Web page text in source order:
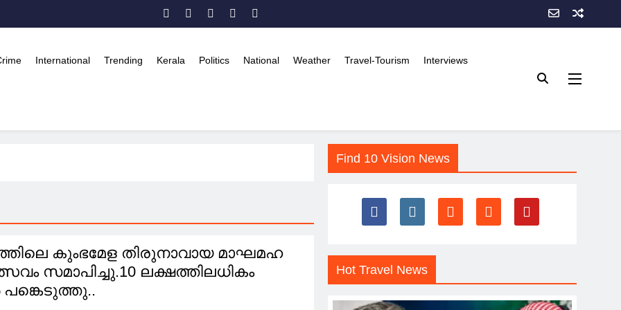
International Trending Kerala Politics National Weather Travel-Tourism Interviews
കുംഭമേള തിരുനാവായ മാഘമഹ
സമാപിച്ചു.10 ലക്ഷത്തിലധികം
Find 10 Vision News
Hot Travel News